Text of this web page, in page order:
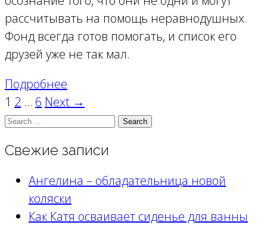
рассчитывать на помощь неравнодушных.
Фонд всегда готов помогать, и список его
друзей уже не так мал.
Подробнее
1 2 … 6 Next →
Свежие записи
Ангелина – обладательница новой
коляски
Как Катя осваивает сиденье для ванны